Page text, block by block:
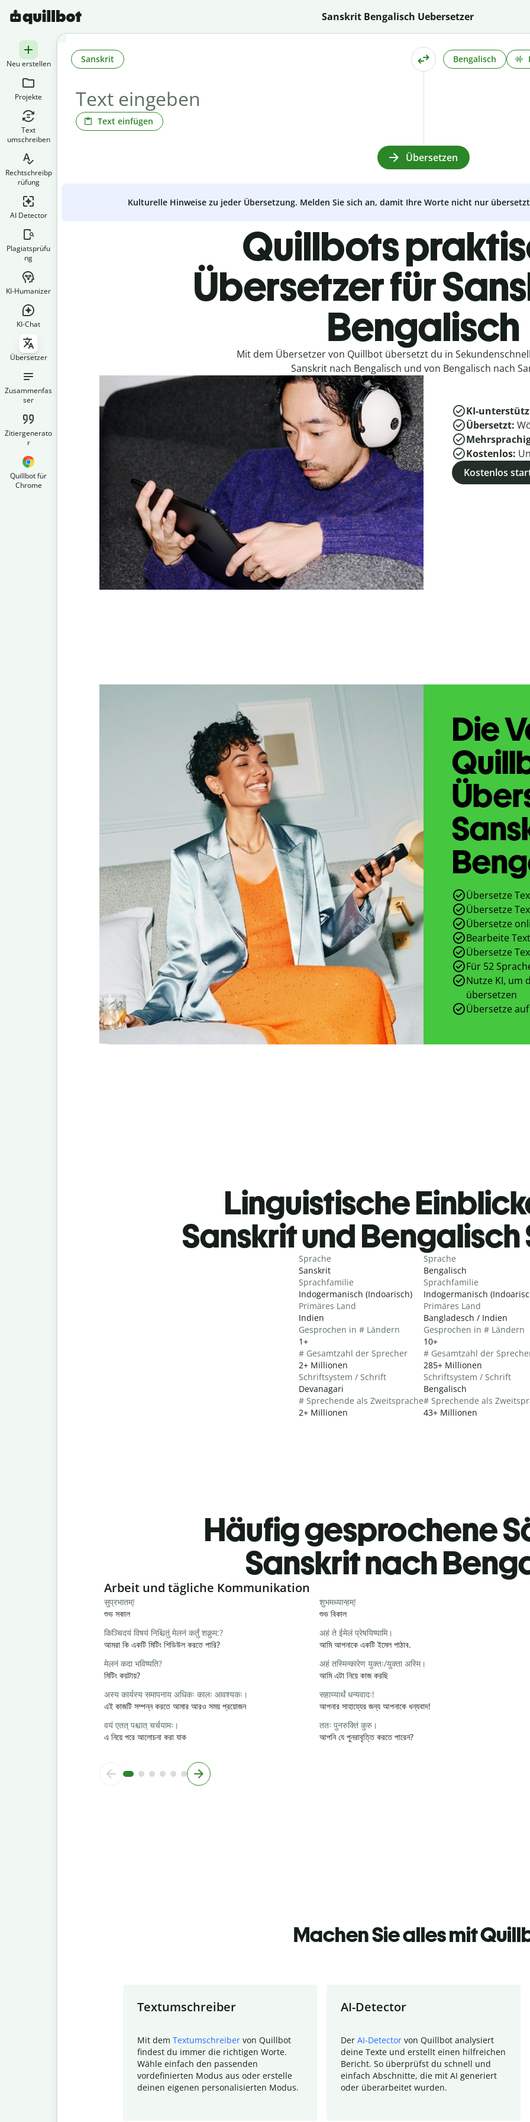
Sanskrit Bengalisch Uebersetzer
Neu erstellen
Projekte
Text
umschreiben
Rechtschreibp
rüfung
AI Detector
Plagiatsprüfu
ng
KI-Humanizer
KI-Chat
Übersetzer
Zusammenfas
ser
Zitiergenerato
r
Quillbot für
Chrome
Text einfügen
Sanskrit Bengalisch
Übersetzen
Kulturelle Hinweise zu jeder Übersetzung. Melden Sie sich an, damit Ihre Worte nicht nur
Quillbots
Übersetzer für
Bengalisch
Mit dem Übersetzer von Quillbot übersetzt du in
Sanskrit nach Bengalisch und von Bengalisch nach
KI-
Übersetzt:
Kostenlos:
Kostenlos
Die
Übersetze
Übersetze
Übersetze
Bearbeite
Übersetze
Für 52
Nutze KI, um
übersetzen
Übersetze
Linguistische
Sanskrit und
Sprache
Sanskrit
Sprachfamilie
Indogermanisch (Indoarisch)
Primäres Land
Indien
Gesprochen in # Ländern
1+
# Gesamtzahl der Sprecher
2+ Millionen
Schriftsystem / Schrift
Devanagari
# Sprechende als Zweitsprache
2+ Millionen
Sprache
Bengalisch
Sprachfamilie
Indogermanisch
Primäres Land
Bangladesch / Indien
Gesprochen in # Ländern
10+
# Gesamtzahl der
285+ Millionen
Schriftsystem / Schrift
Bengalisch
# Sprechende als
43+ Millionen
Häufig gesprochene
Sanskrit nach
Slide 1 of 6
Arbeit und tägliche Kommunikation
सुप्रभातम्!
শুভ সকাল
शुभमध्यान्हम्!
শুভ বিকাল
किञ्चिदयं विषयं निश्चितुं मेलनं कर्तुं शक्नुम:?
আমরা কি একটি মিটিং শিডিউল করতে পারি?
अहं ते ईमेलं प्रेषयिष्यामि।
আমি আপনাকে একটি ইমেল পাঠাব.
मेलनं कदा भविष्यति?
মিটিং কয়টায়?
अहं तस्मिन्कारेण युक्तः/युक्ता अस्मि।
আমি এটা নিয়ে কাজ করছি
अस्य कार्यस्य समापनाय अधिकः कालः आवश्यकः।
এই কাজটি সম্পন্ন করতে আমার আরও সময় প্রয়োজন
सहाय्यार्थं धन्यवादः!
আপনার সাহায্যের জন্য আপনাকে ধন্যবাদ!
वयं एतत् पश्चात् चर्चयामः।
এ নিয়ে পরে আলোচনা করা যাক
ततः पुनरुक्तिं कुरु।
আপনি যে পুনরাবৃত্তি করতে পারেন?
Machen Sie alles mit
Textumschreiber
Mit dem Textumschreiber von Quillbot
findest du immer die richtigen Worte.
Wähle einfach den passenden
vordefinierten Modus aus oder erstelle
deinen eigenen personalisierten Modus.
AI-Detector
Der AI-Detector von Quillbot analysiert
deine Texte und erstellt einen hilfreichen
Bericht. So überprüfst du schnell und
einfach Abschnitte, die mit AI generiert
oder überarbeitet wurden.